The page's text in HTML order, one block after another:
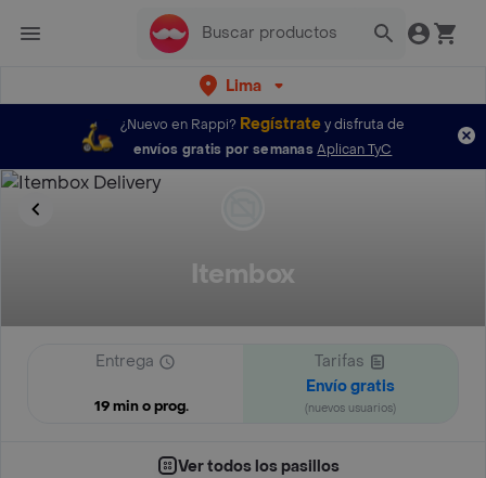
Lima
¿Nuevo en Rappi? Regístratey disfruta de
envíos gratis por semanas Aplican TyC
Itembox
Entrega
19 min o prog.
Tarifas
Envío gratis
(nuevos usuarios)
Ver todos los pasillos